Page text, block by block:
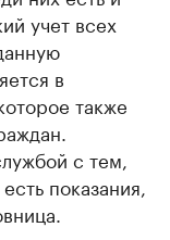
учет всех
в
также
с тем,
показания,